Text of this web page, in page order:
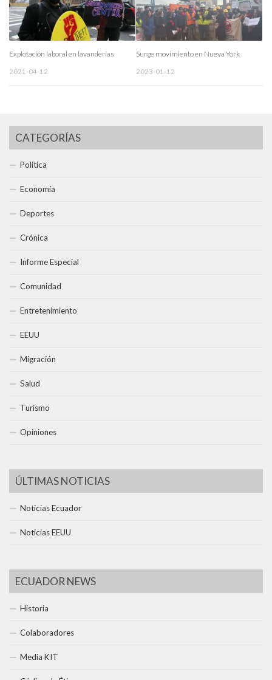
Explotación laboral en lavanderías
2021-04-12
Surge movimiento en Nueva York
2023-01-12
CATEGORÍAS
Política
Economía
Deportes
Crónica
Informe Especial
Comunidad
Entretenimiento
EEUU
Migración
Salud
Turismo
Opiniones
ÚLTIMAS NOTICIAS
Noticias Ecuador
Noticias EEUU
ECUADOR NEWS
Historia
Colaboradores
Media KIT